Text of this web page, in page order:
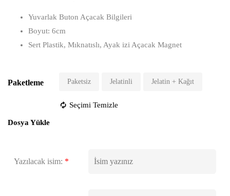
Yuvarlak Buton Açacak Bilgileri
Boyut: 6cm
Sert Plastik, Mıknatıslı, Ayak izi Açacak Magnet
Paketleme Paketsiz Jelatinli Jelatin + Kağıt
Seçimi Temizle
Dosya Yükle
Yazılacak isim: *